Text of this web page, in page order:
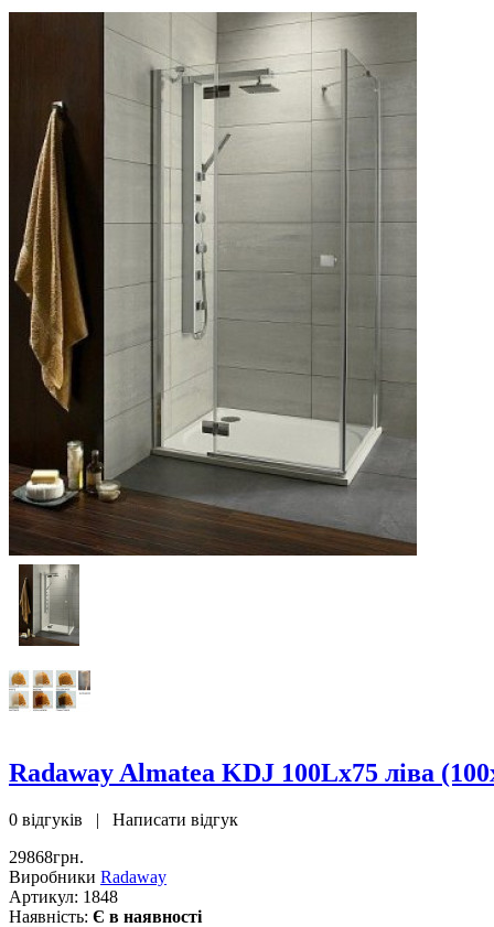
Radaway Almatea KDJ 100Lx75 ліва
0 відгуків | Написати відгук
29868грн.
Виробники Radaway
Артикул: 1848
Наявність: Є в наявності